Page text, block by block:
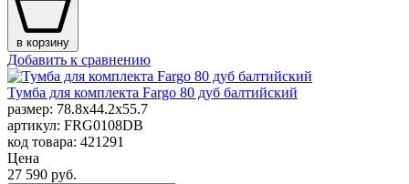
в корзину
Добавить к сравнению
Тумба для комплекта Fargo 80 дуб балтийский
размер: 78.8x44.2x55.7
артикул: FRG0108DB
код товара: 421291
Цена
27 590 руб.